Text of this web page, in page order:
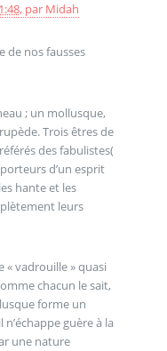
, par Midah
de nos fausses
; un mollusque,
Trois êtres de
des fabulistes(
d’un esprit
hante et les
leurs
« vadrouille » quasi
chacun le sait,
forme un
guère à la
une nature